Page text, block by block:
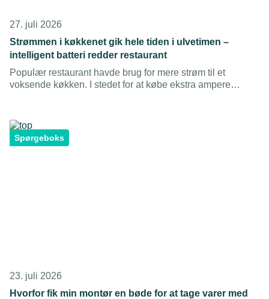
27. juli 2026
Strømmen i køkkenet gik hele tiden i ulvetimen –
intelligent batteri redder restaurant
Populær restaurant havde brug for mere strøm til et
voksende køkken. I stedet for at købe ekstra ampere
Spørgeboks
23. juli 2026
Hvorfor fik min montør en bøde for at tage varer med